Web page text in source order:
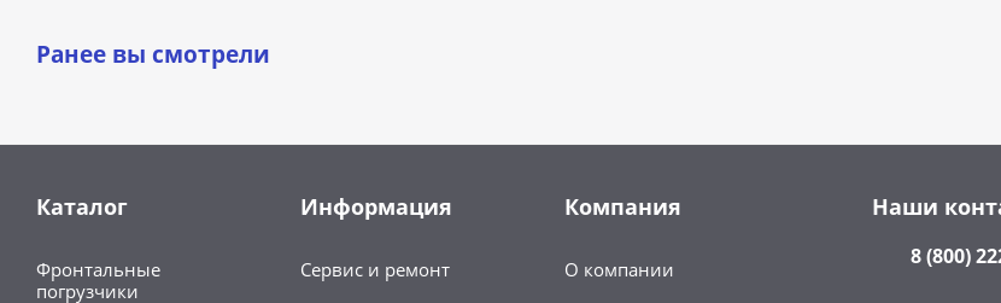
Ранее вы смотрели
Каталог
Фронтальные
погрузчики
Информация
Сервис и ремонт
Компания
О компании
Наши
8 (800)